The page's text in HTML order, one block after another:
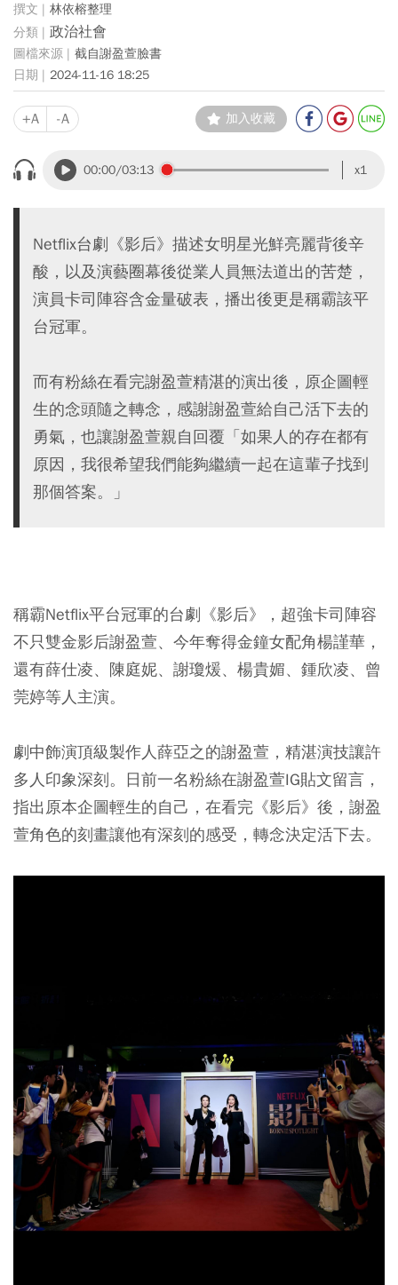
林依榕整理
政治社會
截自謝盈萱臉書
2024-11-16 18:25
+A -A 加入收藏
00:00/03:13 x1
Netflix台劇《影后》描述女明星光鮮亮麗背後辛
酸，以及演藝圈幕後從業人員無法道出的苦楚，
演員卡司陣容含金量破表，播出後更是稱霸該平
台冠軍。
而有粉絲在看完謝盈萱精湛的演出後，原企圖輕
生的念頭隨之轉念，感謝謝盈萱給自己活下去的
勇氣，也讓謝盈萱親自回覆「如果人的存在都有
原因，我很希望我們能夠繼續一起在這輩子找到
那個答案。」
稱霸Netflix平台冠軍的台劇《影后》，超強卡司陣容
不只雙金影后謝盈萱、今年奪得金鐘女配角楊謹華，
還有薛仕凌、陳庭妮、謝瓊煖、楊貴媚、鍾欣凌、曾
莞婷等人主演。
劇中飾演頂級製作人薛亞之的謝盈萱，精湛演技讓許
多人印象深刻。日前一名粉絲在謝盈萱IG貼文留言，
指出原本企圖輕生的自己，在看完《影后》後，謝盈
萱角色的刻畫讓他有深刻的感受，轉念決定活下去。